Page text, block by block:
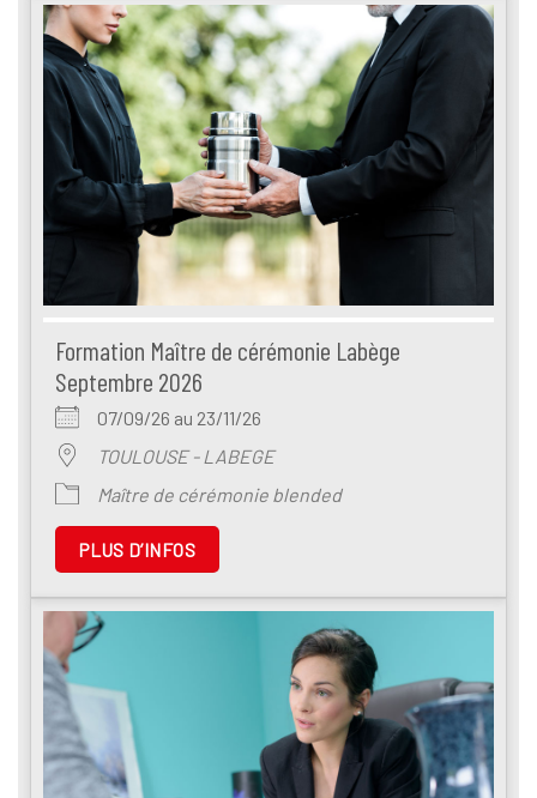
Formation Maître de cérémonie Labège
Septembre 2026
07/09/26 au 23/11/26
TOULOUSE - LABEGE
Maître de cérémonie blended
PLUS D’INFOS